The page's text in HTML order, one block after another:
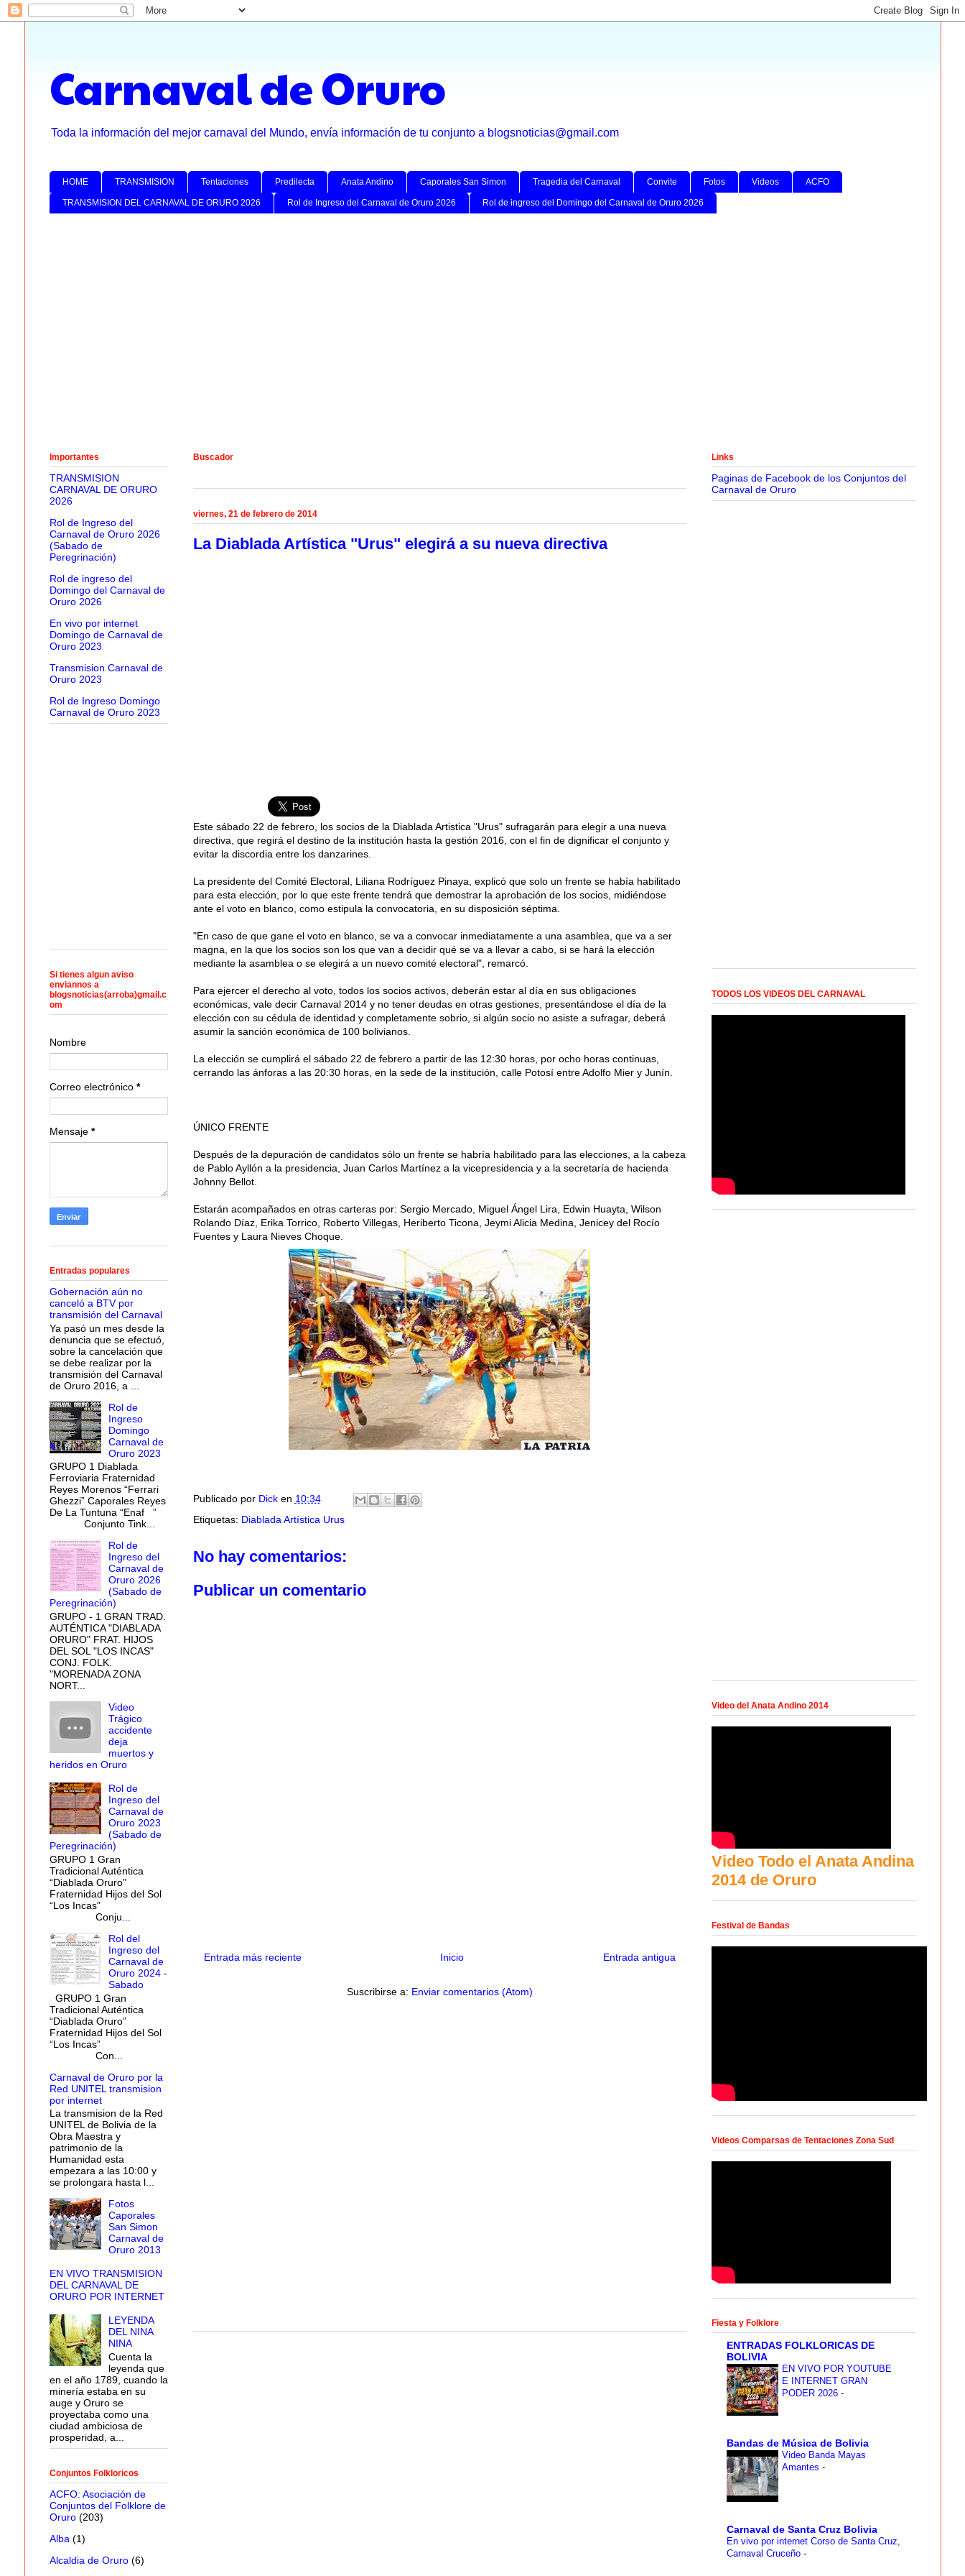
Carnaval de Oruro
Toda la información del mejor carnaval del Mundo, envía información de tu conjunto a blogsnoticias@gmail.com
HOME TRANSMISION Tentaciones Predilecta Anata Andino Caporales San Simon Tragedia del Carnaval Convite Fotos Videos ACFO
TRANSMISION DEL CARNAVAL DE ORURO 2026 Rol de Ingreso del Carnaval de Oruro 2026 Rol de ingreso del Domingo del Carnaval de Oruro 2026
Buscador
viernes, 21 de febrero de 2014
La Diablada Artística "Urus" elegirá a su nueva directiva
Este sábado 22 de febrero, los socios de la Diablada Artistica "Urus" sufragarán para elegir a una nueva
directiva, que regirá el destino de la institución hasta la gestión 2016, con el fin de dignificar el conjunto y
evitar la discordia entre los danzarines.
La presidente del Comité Electoral, Liliana Rodríguez Pinaya, explicó que solo un frente se había habilitado
para esta elección, por lo que este frente tendrá que demostrar la aprobación de los socios, midiéndose
ante el voto en blanco, como estipula la convocatoria, en su disposición séptima.
"En caso de que gane el voto en blanco, se va a convocar inmediatamente a una asamblea, que va a ser
magna, en la que los socios son los que van a decidir qué se va a llevar a cabo, si se hará la elección
mediante la asamblea o se elegirá a un nuevo comité electoral", remarcó.
Para ejercer el derecho al voto, todos los socios activos, deberán estar al día en sus obligaciones
económicas, vale decir Carnaval 2014 y no tener deudas en otras gestiones, presentándose el día de la
elección con su cédula de identidad y completamente sobrio, si algún socio no asiste a sufragar, deberá
asumir la sanción económica de 100 bolivianos.
La elección se cumplirá el sábado 22 de febrero a partir de las 12:30 horas, por ocho horas continuas,
cerrando las ánforas a las 20:30 horas, en la sede de la institución, calle Potosí entre Adolfo Mier y Junín.
ÚNICO FRENTE
Después de la depuración de candidatos sólo un frente se habría habilitado para las elecciones, a la cabeza
de Pablo Ayllón a la presidencia, Juan Carlos Martínez a la vicepresidencia y a la secretaría de hacienda
Johnny Bellot.
Estarán acompañados en otras carteras por: Sergio Mercado, Miguel Ángel Lira, Edwin Huayta, Wilson
Rolando Díaz, Erika Torrico, Roberto Villegas, Heriberto Ticona, Jeymi Alicia Medina, Jenicey del Rocío
Fuentes y Laura Nieves Choque.
Publicado por Dick en 10:34
Etiquetas: Diablada Artística Urus
No hay comentarios:
Publicar un comentario
Entrada más reciente Entrada antigua
Inicio
Suscribirse a: Enviar comentarios (Atom)
Importantes
TRANSMISION
CARNAVAL DE ORURO
2026
Rol de Ingreso del
Carnaval de Oruro 2026
(Sabado de
Peregrinación)
Rol de ingreso del
Domingo del Carnaval de
Oruro 2026
En vivo por internet
Domingo de Carnaval de
Oruro 2023
Transmision Carnaval de
Oruro 2023
Rol de Ingreso Domingo
Carnaval de Oruro 2023
Si tienes algun aviso
enviannos a
blogsnoticias(arroba)gmail.c
om
Nombre
Correo electrónico *
Mensaje *
Entradas populares
Gobernación aún no
canceló a BTV por
transmisión del Carnaval
Ya pasó un mes desde la
denuncia que se efectuó,
sobre la cancelación que
se debe realizar por la
transmisión del Carnaval
de Oruro 2016, a ...
Rol de
Ingreso
Domingo
Carnaval de
Oruro 2023
GRUPO 1 Diablada
Ferroviaria Fraternidad
Reyes Morenos “Ferrari
Ghezzi” Caporales Reyes
De La Tuntuna “Enaf ”
Conjunto Tink...
Rol de
Ingreso del
Carnaval de
Oruro 2026
(Sabado de
Peregrinación)
GRUPO - 1 GRAN TRAD.
AUTÉNTICA "DIABLADA
ORURO" FRAT. HIJOS
DEL SOL "LOS INCAS"
CONJ. FOLK.
"MORENADA ZONA
NORT...
Video
Trágico
accidente
deja
muertos y
heridos en Oruro
Rol de
Ingreso del
Carnaval de
Oruro 2023
(Sabado de
Peregrinación)
GRUPO 1 Gran
Tradicional Auténtica
“Diablada Oruro”
Fraternidad Hijos del Sol
“Los Incas”
Conju...
Rol del
Ingreso del
Carnaval de
Oruro 2024 -
Sabado
GRUPO 1 Gran
Tradicional Auténtica
“Diablada Oruro”
Fraternidad Hijos del Sol
“Los Incas”
Con...
Carnaval de Oruro por la
Red UNITEL transmision
por internet
La transmision de la Red
UNITEL de Bolivia de la
Obra Maestra y
patrimonio de la
Humanidad esta
empezara a las 10:00 y
se prolongara hasta l...
Fotos
Caporales
San Simon
Carnaval de
Oruro 2013
EN VIVO TRANSMISION
DEL CARNAVAL DE
ORURO POR INTERNET
LEYENDA
DEL NINA
NINA
Cuenta la
leyenda que
en el año 1789, cuando la
minería estaba en su
auge y Oruro se
proyectaba como una
ciudad ambiciosa de
prosperidad, a...
Conjuntos Folkloricos
ACFO: Asociación de
Conjuntos del Folklore de
Oruro (203)
Alba (1)
Alcaldia de Oruro (6)
Links
Paginas de Facebook de los Conjuntos del
Carnaval de Oruro
TODOS LOS VIDEOS DEL CARNAVAL
Video del Anata Andino 2014
Video Todo el Anata Andina
2014 de Oruro
Festival de Bandas
Videos Comparsas de Tentaciones Zona Sud
Fiesta y Folklore
ENTRADAS FOLKLORICAS DE
BOLIVIA
EN VIVO POR YOUTUBE
E INTERNET GRAN
PODER 2026 -
Bandas de Música de Bolivia
Video Banda Mayas
Amantes -
Carnaval de Santa Cruz Bolivia
En vivo por internet Corso de Santa Cruz,
Carnaval Cruceño -